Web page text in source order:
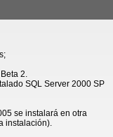
2.
SQL Server 2000 SP
se instalará en otra
instalación).